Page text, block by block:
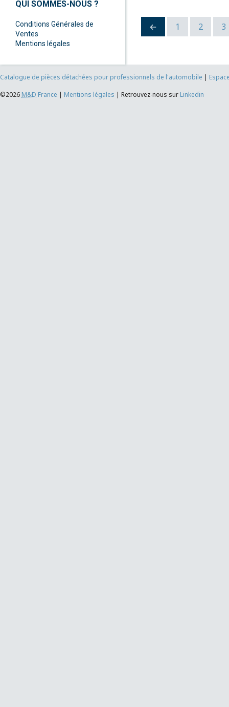
QUI SOMMES-NOUS ?
Conditions Générales de
Ventes
Mentions légales
← 1 2 3
Catalogue de pièces détachées pour professionnels de l'automobile |
©2026 M&D France | Mentions légales | Retrouvez-nous sur Linkedin